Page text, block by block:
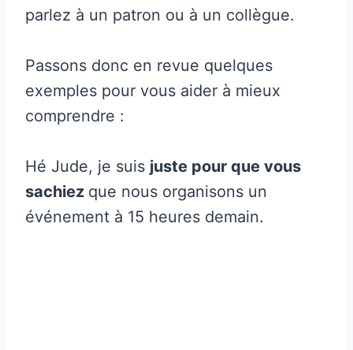
parlez à un patron ou à un collègue.
Passons donc en revue quelques
exemples pour vous aider à mieux
comprendre :
Hé Jude, je suis juste pour que vous
sachiez que nous organisons un
événement à 15 heures demain.